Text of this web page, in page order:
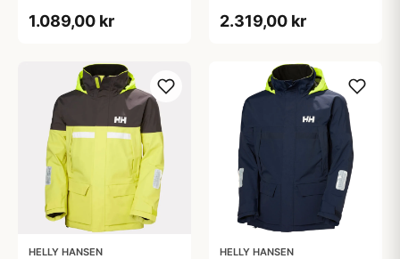
1.089,00 kr 2.319,00 kr
HELLY HANSEN HELLY HANSEN